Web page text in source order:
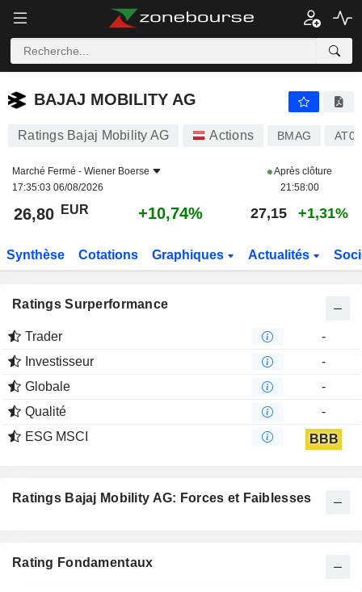
BAJAJ MOBILITY AG
BAJAJ MOBILITY AG
Ratings Bajaj Mobility AG Actions BMAG
Marché Fermé - Wiener Boerse
17:35:03 06/08/2026
Après clôture
21:58:00
26,80 EUR +10,74% 27,15 +1,31%
Synthèse Cotations Graphiques Actualités
Ratings Surperformance
Trader
-
Investisseur
-
Globale
-
Qualité
-
ESG MSCI
BBB
Ratings Bajaj Mobility AG: Forces et Faiblesses
Rating Fondamentaux